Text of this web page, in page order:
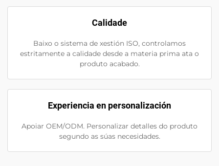
Calidade
Baixo o sistema de xestión ISO, controlamos
estritamente a calidade desde a materia prima ata o
produto acabado.
Experiencia en personalización
Apoiar OEM/ODM. Personalizar detalles do produto
segundo as súas necesidades.